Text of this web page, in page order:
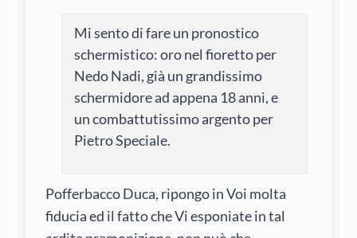
Mi sento di fare un pronostico
schermistico: oro nel fioretto per
Nedo Nadi, già un grandissimo
schermidore ad appena 18 anni, e
un combattutissimo argento per
Pietro Speciale.
Pofferbacco Duca, ripongo in Voi molta
fiducia ed il fatto che Vi esponiate in tal